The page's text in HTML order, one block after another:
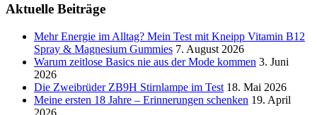
Aktuelle Beiträge
Mehr Energie im Alltag? Mein Test mit Kneipp Vitamin B12
Spray & Magnesium Gummies 7. August 2026
Warum zeitlose Basics nie aus der Mode kommen 3. Juni
2026
Die Zweibrüder ZB9H Stirnlampe im Test 18. Mai 2026
Meine ersten 18 Jahre – Erinnerungen schenken 19. April
2026